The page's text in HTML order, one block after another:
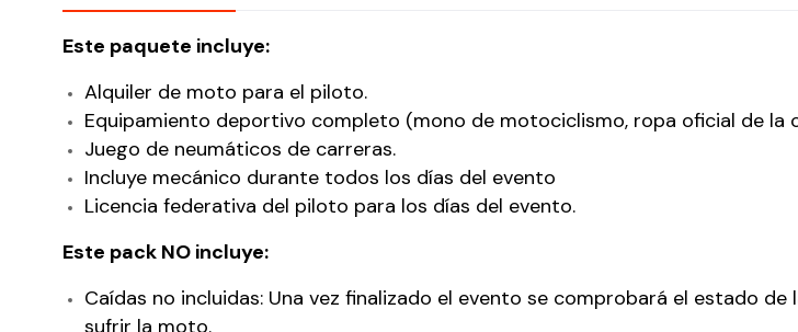
Este paquete incluye:
Alquiler de moto para el piloto.
Equipamiento deportivo completo (mono de motociclismo, ropa oficial de la
Juego de neumáticos de carreras.
Incluye mecánico durante todos los días del evento
Licencia federativa del piloto para los días del evento.
Este pack NO incluye:
Caídas no incluidas: Una vez finalizado el evento se comprobará el estado
sufrir la moto.